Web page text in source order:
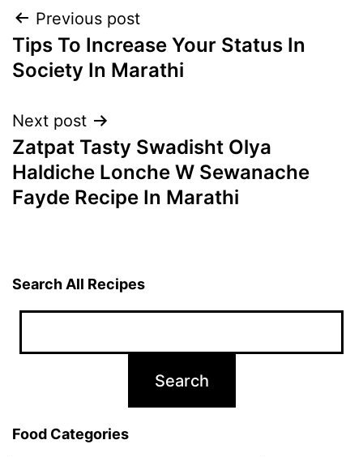
Post
navigation
Previous post
Tips To Increase Your Status In
Society In Marathi
Next post
Zatpat Tasty Swadisht Olya
Haldiche Lonche W Sewanache
Fayde Recipe In Marathi
Search All Recipes
Food Categories